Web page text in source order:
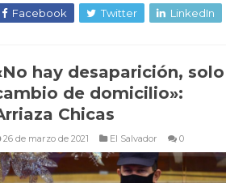
Facebook Twitter LinkedIn
hay desaparición, solo
de domicilio»:
Chicas
26 de marzo de 2021 El Salvador 0